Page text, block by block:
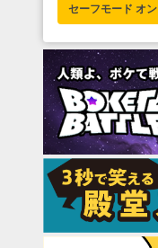
セーフモード オン